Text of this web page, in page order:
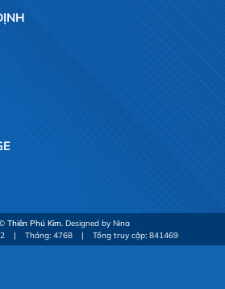
Thiên Phú Kim . Designed by Nina
| Tháng: 4768 | Tổng truy cập: 841469